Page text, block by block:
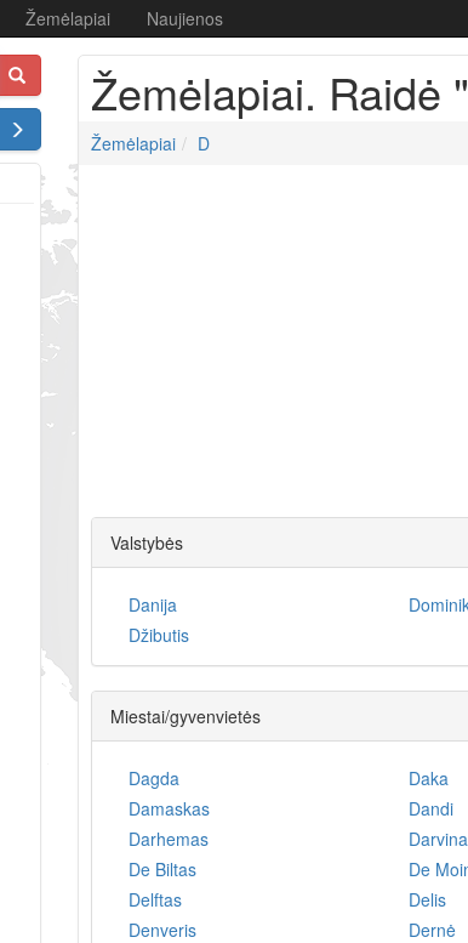
Žemėlapiai Naujienos
Žemėlapiai. Raidė
Žemėlapiai D
Valstybės
Danija
Džibutis
Miestai/gyvenvietės
Dagda Daka
Damaskas
Dandi
Darhemas
De Biltas
De
Delftas
Delis
Denveris
Dernė